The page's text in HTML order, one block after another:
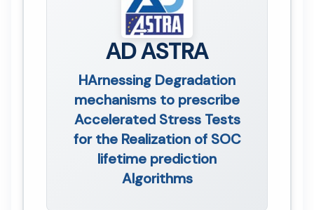
AD ASTRA
HArnessing Degradation
mechanisms to prescribe
Accelerated Stress Tests
for the Realization of SOC
lifetime prediction
Algorithms